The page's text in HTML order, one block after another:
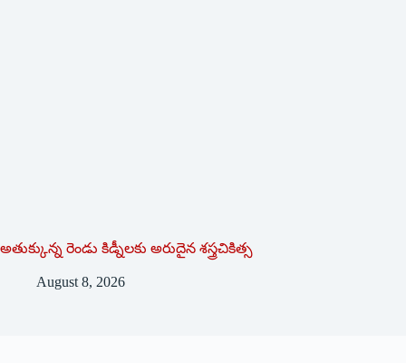
అతుక్కున్న రెండు కిడ్నీలకు అరుదైన శస్త్రచికిత్స
August 8, 2026